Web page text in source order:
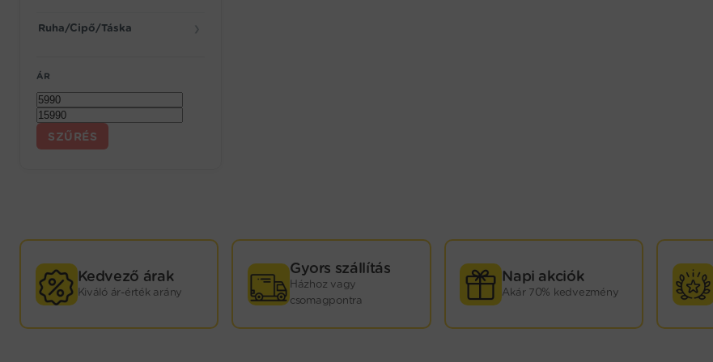
Ruha/Cipő/Táska ❯
ÁR
Min
MaxSZŰRÉS
GYORS
KISZÁLLÍTÁS!
Kedvező árak
Kiváló ár-érték arány
Gyors szállítás
Házhoz vagy
csomagpontra
Napi akciók
Akár 70% kedvezmény